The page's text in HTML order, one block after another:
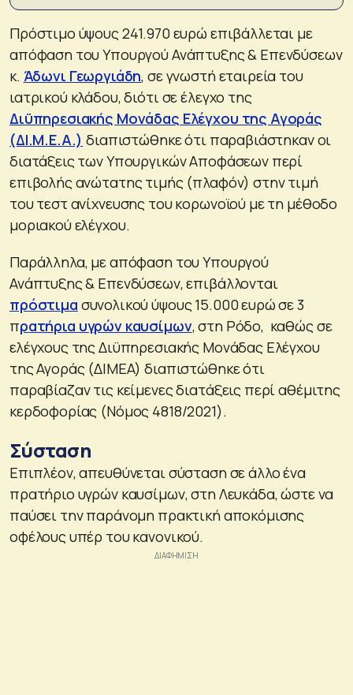
Πρόστιμο ύψους 241.970 ευρώ επιβάλλεται με
απόφαση του Υπουργού Ανάπτυξης & Επενδύσεων
κ. Άδωνι Γεωργιάδη, σε γνωστή εταιρεία του
ιατρικού κλάδου, διότι σε έλεγχο της
Διϋπηρεσιακής Μονάδας Ελέγχου της Αγοράς
(ΔΙ.Μ.Ε.Α.) διαπιστώθηκε ότι παραβιάστηκαν οι
διατάξεις των Υπουργικών Αποφάσεων περί
επιβολής ανώτατης τιμής (πλαφόν) στην τιμή
του τεστ ανίχνευσης του κορωνοϊού με τη μέθοδο
μοριακού ελέγχου.
Παράλληλα, με απόφαση του Υπουργού
Ανάπτυξης & Επενδύσεων, επιβάλλονται
πρόστιμα συνολικού ύψους 15.000 ευρώ σε 3
πρατήρια υγρών καυσίμων, στη Ρόδο, καθώς σε
ελέγχους της Διϋπηρεσιακής Μονάδας Ελέγχου
της Αγοράς (ΔΙΜΕΑ) διαπιστώθηκε ότι
παραβίαζαν τις κείμενες διατάξεις περί αθέμιτης
κερδοφορίας (Νόμος 4818/2021).
Σύσταση
Επιπλέον, απευθύνεται σύσταση σε άλλο ένα
πρατήριο υγρών καυσίμων, στη Λευκάδα, ώστε να
παύσει την παράνομη πρακτική αποκόμισης
οφέλους υπέρ του κανονικού.